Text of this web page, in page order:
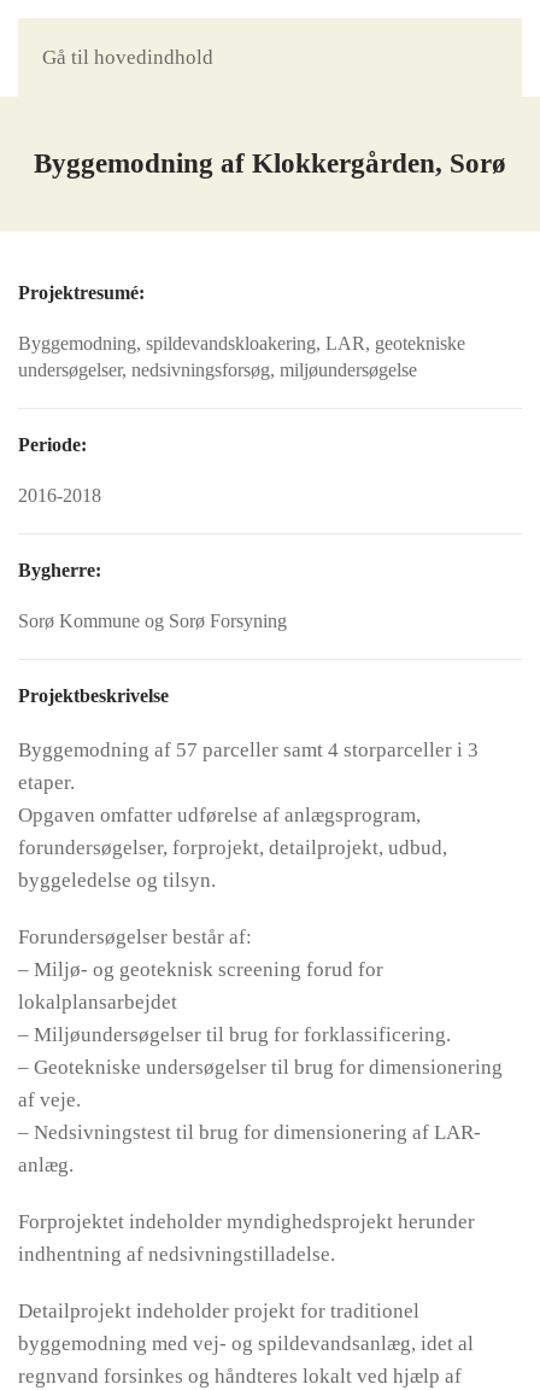
Gå til hovedindhold
Byggemodning af Klokkergården, Sorø
Projektresumé:
Byggemodning, spildevandskloakering, LAR, geotekniske
undersøgelser, nedsivningsforsøg, miljøundersøgelse
Periode:
2016-2018
Bygherre:
Sorø Kommune og Sorø Forsyning
Projektbeskrivelse
Byggemodning af 57 parceller samt 4 storparceller i 3
etaper.
Opgaven omfatter udførelse af anlægsprogram,
forundersøgelser, forprojekt, detailprojekt, udbud,
byggeledelse og tilsyn.
Forundersøgelser består af:
– Miljø- og geoteknisk screening forud for
lokalplansarbejdet
– Miljøundersøgelser til brug for forklassificering.
– Geotekniske undersøgelser til brug for dimensionering
af veje.
– Nedsivningstest til brug for dimensionering af LAR-
anlæg.
Forprojektet indeholder myndighedsprojekt herunder
indhentning af nedsivningstilladelse.
Detailprojekt indeholder projekt for traditionel
byggemodning med vej- og spildevandsanlæg, idet al
regnvand forsinkes og håndteres lokalt ved hjælp af